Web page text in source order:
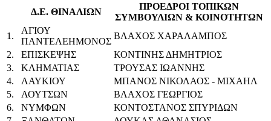
Δ.Ε. ΘΙΝΑΛΙΩΝ
ΠΡΟΕΔΡΟΙ ΤΟΠΙΚΩΝ
ΣΥΜΒΟΥΛΙΩΝ & ΚΟΙΝΟΤΗΤΩΝ
1.
ΑΓΙΟΥ
ΠΑΝΤΕΛΕΗΜΟΝΟΣ
ΒΛΑΧΟΣ ΧΑΡΑΛΑΜΠΟΣ
2.
ΕΠΙΣΚΕΨΗΣ
ΚΟΝΤΙΝΗΣ ΔΗΜΗΤΡΙΟΣ
3.
ΚΛΗΜΑΤΙΑΣ
ΤΡΟΥΣΑΣ ΙΩΑΝΝΗΣ
4.
ΛΑΥΚΙΟΥ
ΜΠΑΝΟΣ ΝΙΚΟΛΑΟΣ - ΜΙΧΑΗΛ
5.
ΛΟΥΤΣΩΝ
ΒΛΑΧΟΣ ΓΕΩΡΓΙΟΣ
6.
ΝΥΜΦΩΝ
ΚΟΝΤΟΣΤΑΝΟΣ ΣΠΥΡΙΔΩΝ